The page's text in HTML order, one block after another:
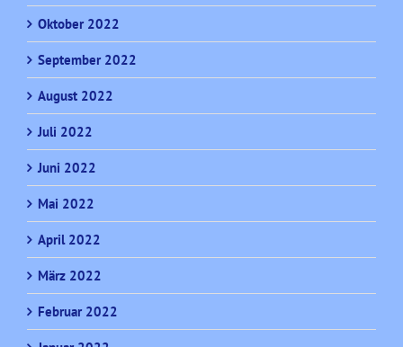
Oktober 2022
September 2022
August 2022
Juli 2022
Juni 2022
Mai 2022
April 2022
März 2022
Februar 2022